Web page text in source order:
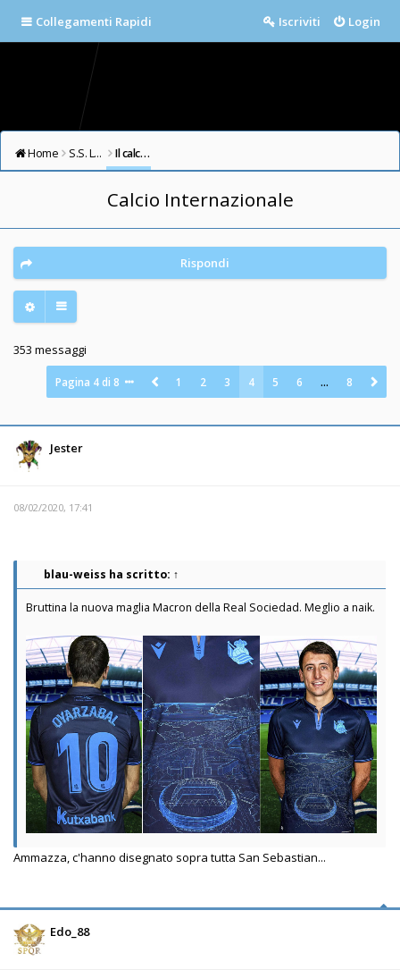
Collegamenti Rapidi Login
Iscriviti
Home S.S. LAZIO FORUM Il calcio in testa
Calcio Internazionale
Rispondi
353 messaggi
Pagina 4di8 1 2 3 4 5 6 … 8
Jester
08/02/2020, 17:41
blau-weiss ha scritto: ↑
Bruttina la nuova maglia Macron della Real Sociedad. Meglio a naik.
Ammazza, c'hanno disegnato sopra tutta San Sebastian...
Edo_88